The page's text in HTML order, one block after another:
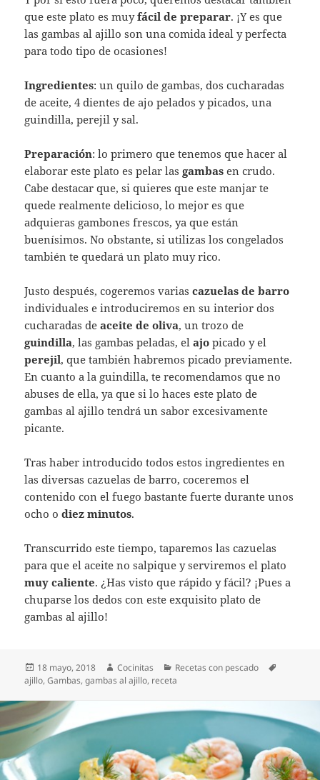
que este plato es muyfácil de preparar. ¡Y es que
las gambas al ajillo son una comida ideal y perfecta
para todo tipo de ocasiones!
Ingredientes: un quilo de gambas, dos cucharadas
de aceite, 4 dientes de ajo pelados y picados, una
guindilla, perejil y sal.
Preparación: lo primero que tenemos que hacer al
elaborar este plato es pelar lasgambas en crudo.
Cabe destacar que, si quieres que este manjar te
quede realmente delicioso, lo mejor es que
adquieras gambones frescos, ya que están
buenísimos. No obstante, si utilizas los congelados
también te quedará un plato muy rico.
Justo después, cogeremos variascazuelas de barro
individuales e introduciremos en su interior dos
cucharadas deaceite de oliva, un trozo de
guindilla, las gambas peladas, elajo picado y el
perejil, que también habremos picado previamente.
En cuanto a la guindilla, te recomendamos que no
abuses de ella, ya que si lo haces este plato de
gambas al ajillo tendrá un sabor excesivamente
picante.
Tras haber introducido todos estos ingredientes en
las diversas cazuelas de barro, coceremos el
contenido con el fuego bastante fuerte durante unos
ocho odiez minutos.
Transcurrido este tiempo, taparemos las cazuelas
para que el aceite no salpique y serviremos el plato
muy caliente. ¿Has visto que rápido y fácil? ¡Pues a
chuparse los dedos con este exquisito plato de
gambas al ajillo!
Publicado
el
18 mayo, 2018 Autor
Cocinitas Categorías
Recetas con pescado
ajillo,Gambas,gambas al ajillo, receta